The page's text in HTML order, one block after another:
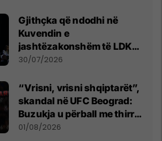
Gjithçka që ndodhi në
Kuvendin e
jashtëzakonshëm të LDK-
së
30/07/2026
“Vrisni, vrisni shqiptarët”,
skandal në UFC Beograd:
Buzukja u përball me thirrje
anti-shqiptare nga
01/08/2026